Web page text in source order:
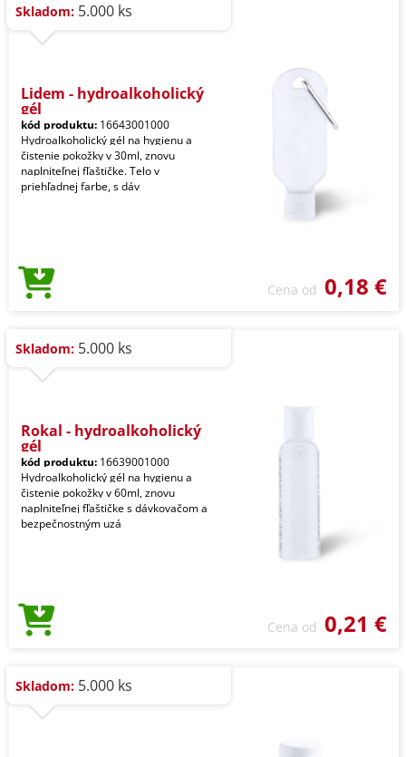
Skladom: 5.000 ks
Lidem - hydroalkoholický
gél
kód produktu: 16643001000
Hydroalkoholický gél na hygienu a
čistenie pokožky v 30ml, znovu
naplniteľnej fľaštičke. Telo v
priehľadnej farbe, s dáv
Cena od 0,18 €
Skladom: 5.000 ks
Rokal - hydroalkoholický
gél
kód produktu: 16639001000
Hydroalkoholický gél na hygienu a
čistenie pokožky v 60ml, znovu
naplniteľnej fľaštičke s dávkovačom a
bezpečnostným uzá
Cena od 0,21 €
Skladom: 5.000 ks